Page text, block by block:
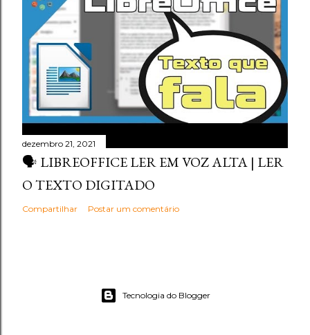
dezembro 21, 2021
🗣️ LIBREOFFICE LER EM VOZ ALTA | LER
O TEXTO DIGITADO
Compartilhar Postar um comentário
Tecnologia do Blogger